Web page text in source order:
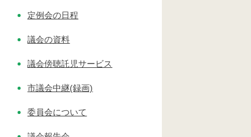
定例会の日程
議会の資料
議会傍聴託児サービス
市議会中継(録画)
委員会について